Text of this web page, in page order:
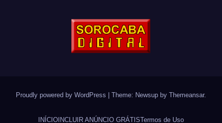
Proudly powered by WordPress Theme: Newsup by Themeansar.
INÍCIO INCLUIR ANÚNCIO GRÁTISTermos de Uso